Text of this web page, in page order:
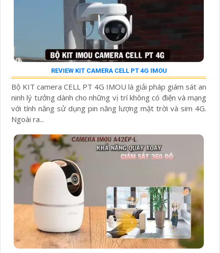
REVIEW KIT CAMERA CELL PT 4G IMOU
Bộ KIT camera CELL PT 4G IMOU là giải pháp giám sát an
ninh lý tưởng dành cho những vị trí không có điện và mạng
với tính năng sử dụng pin năng lượng mặt trời và sim 4G.
Ngoài ra...